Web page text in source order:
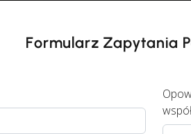
Formularz Zapytania